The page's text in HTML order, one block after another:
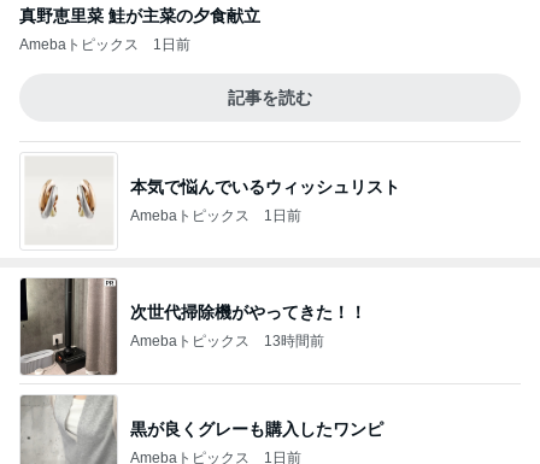
真野恵里菜 鮭が主菜の夕食献立
Amebaトピックス 1日前
記事を読む
本気で悩んでいるウィッシュリスト
Amebaトピックス 1日前
次世代掃除機がやってきた！！
Amebaトピックス 13時間前
黒が良くグレーも購入したワンピ
Amebaトピックス 1日前